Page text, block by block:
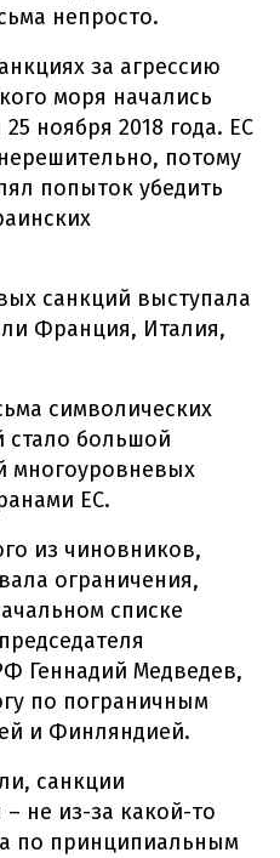
непросто.
за агрессию
моря начались
ноября 2018 года. ЕС
потому
попыток убедить
санкций выступала
Франция, Италия,
символических
стало большой
многоуровневых
ЕС.
из чиновников,
ограничения,
списке
Геннадий Медведев,
по пограничным
и Финляндией.
санкции
не из-за какой-то
по принципиальным